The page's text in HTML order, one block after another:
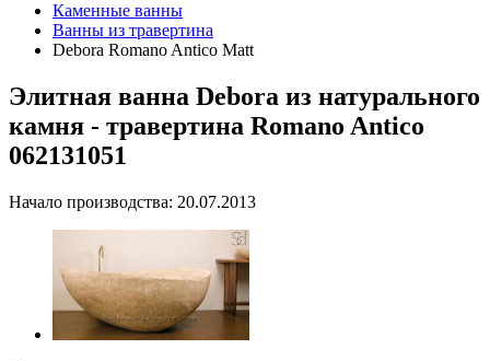
Каменные ванны
Ванны из травертина
Debora Romano Antico Matt
Элитная ванна Debora из натурального
камня - травертина Romano Antico
062131051
Начало производства: 20.07.2013